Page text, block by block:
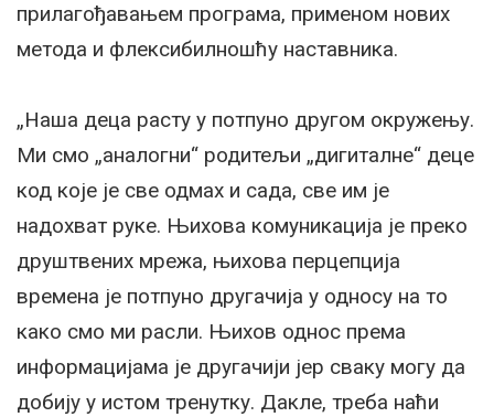
прилагођавањем програма, применом нових
метода и флексибилношћу наставника.
„Наша деца расту у потпуно другом окружењу.
Ми смо „аналогни“ родитељи „дигиталне“ деце
код које је све одмах и сада, све им је
надохват руке. Њихова комуникација је преко
друштвених мрежа, њихова перцепција
времена је потпуно другачија у односу на то
како смо ми расли. Њихов однос према
информацијама је другачији јер сваку могу да
добију у истом тренутку. Дакле, треба наћи